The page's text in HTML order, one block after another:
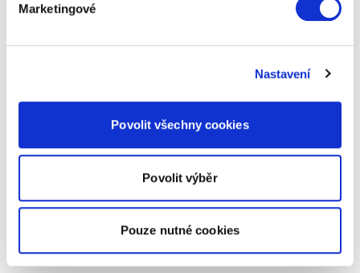
Marketingové
Nastavení
Povolit všechny cookies
Povolit výběr
Pouze nutné cookies